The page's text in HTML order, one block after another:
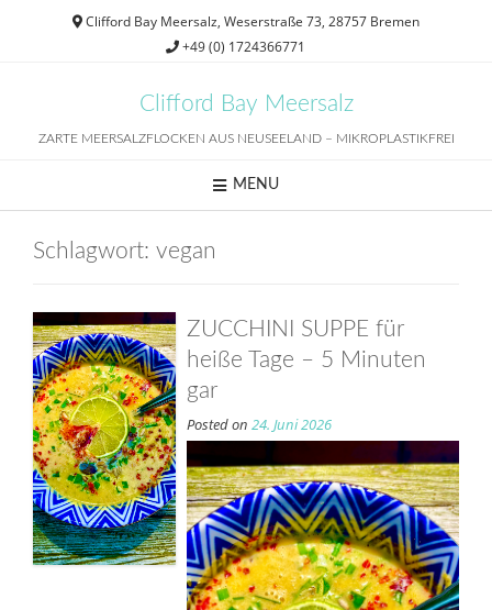
Clifford Bay Meersalz, Weserstraße 73, 28757 Bremen
+49 (0) 1724366771
Clifford Bay Meersalz
ZARTE MEERSALZFLOCKEN AUS NEUSEELAND – MIKROPLASTIKFREI
MENU
Schlagwort: vegan
ZUCCHINI SUPPE für
heiße Tage – 5 Minuten
gar
Posted on 24. Juni 2026